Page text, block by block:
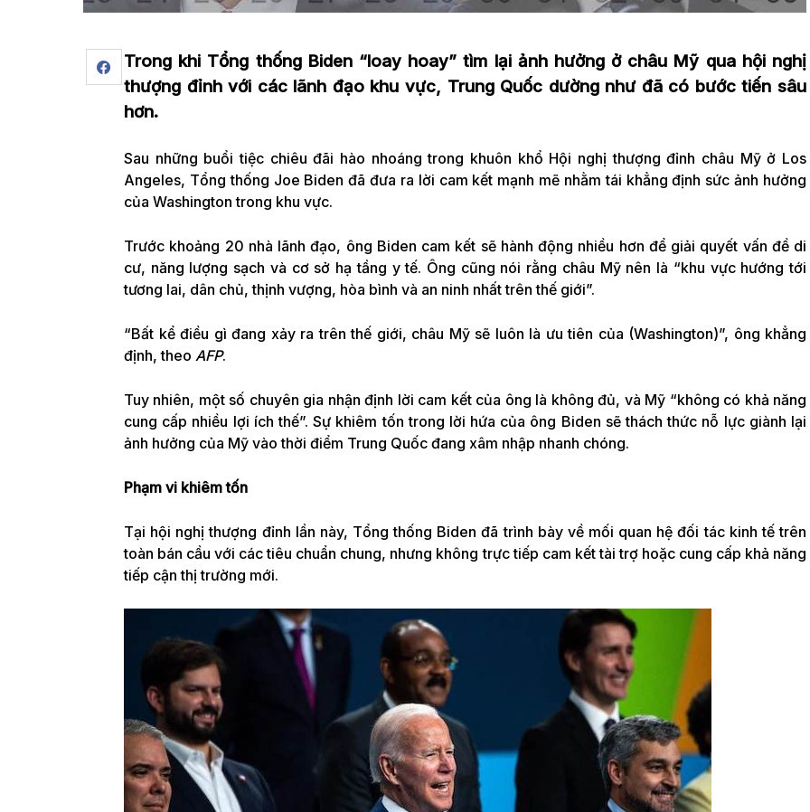
Trong khi Tổng thống Biden “loay hoay” tìm lại ảnh hưởng ở châu Mỹ qua hội nghị
thượng đỉnh với các lãnh đạo khu vực, Trung Quốc dường như đã có bước tiến sâu
hơn.
Sau những buổi tiệc chiêu đãi hào nhoáng trong khuôn khổ Hội nghị thượng đỉnh châu Mỹ ở Los
Angeles, Tổng thống Joe Biden đã đưa ra lời cam kết mạnh mẽ nhằm tái khẳng định sức ảnh hưởng
của Washington trong khu vực.
Trước khoảng 20 nhà lãnh đạo, ông Biden cam kết sẽ hành động nhiều hơn để giải quyết vấn đề di
cư, năng lượng sạch và cơ sở hạ tầng y tế. Ông cũng nói rằng châu Mỹ nên là “khu vực hướng tới
tương lai, dân chủ, thịnh vượng, hòa bình và an ninh nhất trên thế giới”.
“Bất kể điều gì đang xảy ra trên thế giới, châu Mỹ sẽ luôn là ưu tiên của (Washington)”, ông khẳng
định, theo AFP.
Tuy nhiên, một số chuyên gia nhận định lời cam kết của ông là không đủ, và Mỹ “không có khả năng
cung cấp nhiều lợi ích thế”. Sự khiêm tốn trong lời hứa của ông Biden sẽ thách thức nỗ lực giành lại
ảnh hưởng của Mỹ vào thời điểm Trung Quốc đang xâm nhập nhanh chóng.
Phạm vi khiêm tốn
Tại hội nghị thượng đỉnh lần này, Tổng thống Biden đã trình bày về mối quan hệ đối tác kinh tế trên
toàn bán cầu với các tiêu chuẩn chung, nhưng không trực tiếp cam kết tài trợ hoặc cung cấp khả năng
tiếp cận thị trường mới.